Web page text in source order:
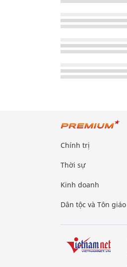
Chính trị
Thời sự
Kinh doanh
Dân tộc và Tôn giáo